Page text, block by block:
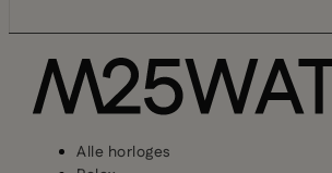
Alle horloges